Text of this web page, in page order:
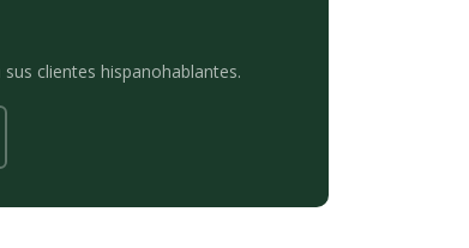
clientes hispanohablantes.